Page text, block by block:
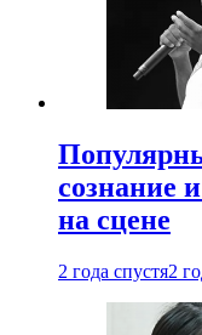
сознание
на сцене
2 года спустя2